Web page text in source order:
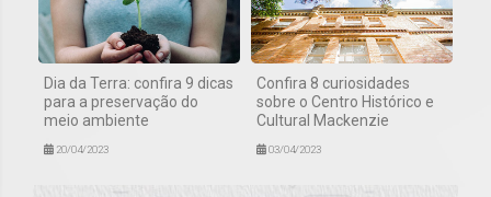
Dia da Terra: confira 9 dicas
para a preservação do
meio ambiente
20/04/2023
Confira 8 curiosidades
sobre o Centro Histórico e
Cultural Mackenzie
03/04/2023